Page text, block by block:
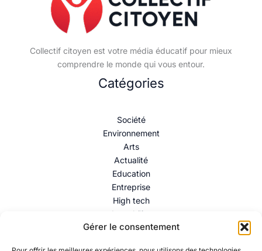
Gérer le consentement
Collectif citoyen est votre média éducatif pour mieux
comprendre le monde qui vous entour.
Catégories
Société
Environnement
Arts
Actualité
Education
Entreprise
High tech
Immobilier